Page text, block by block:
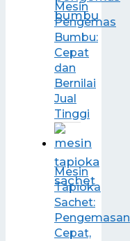
Mesin
Pengemas
Bumbu:
Cepat
dan
Bernilai
Jual
Tinggi
Mesin
Tapioka
Sachet:
Pengemasan
Cepat,